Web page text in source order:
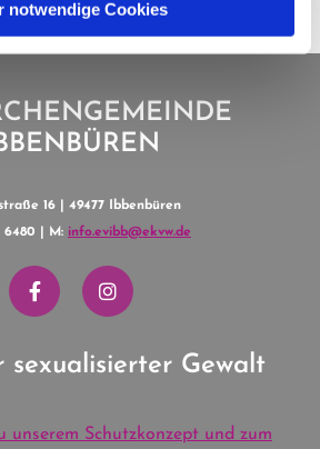
notwendige Cookies
16 | 49477 Ibbenbüren
6480 | M: info.evibb@ekvw.de
sexualisierter Gewalt
unserem Schutzkonzept und zum